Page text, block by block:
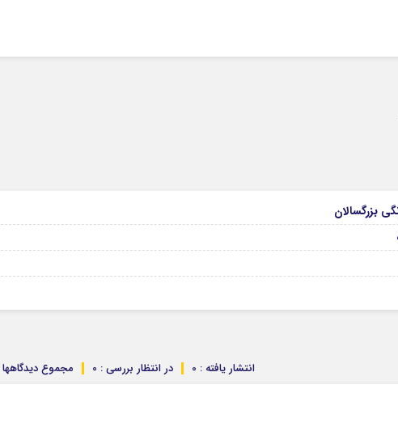
مجموع دیدگاهها : در انتظار بررسی : 0 انتشار یافته : 0